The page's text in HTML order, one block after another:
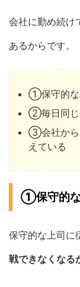
会社に勤め続け
あるからです。
①保守的な
②毎日同じ
③会社から
えている
①保守的な
保守的な上司に
戦できなくなる